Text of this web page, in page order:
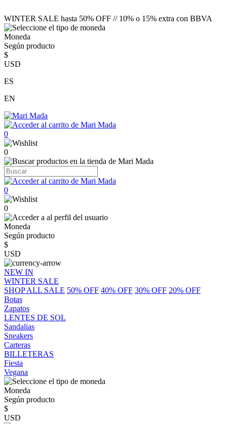
WINTER SALE hasta 50% OFF // 10% o 15% extra con BBVA
Moneda
Según producto
$
USD
ES
EN
0
0
0
0
Moneda
Según producto
$
USD
NEW IN
WINTER SALE
SHOP ALL SALE 50% OFF 40% OFF 30% OFF 20% OFF
Botas
Zapatos
LENTES DE SOL
Sandalias
Sneakers
Carteras
BILLETERAS
Fiesta
Vegana
Moneda
Según producto
$
USD